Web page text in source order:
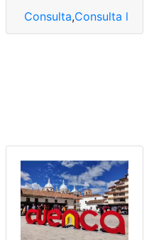
Consulta,Consulta la